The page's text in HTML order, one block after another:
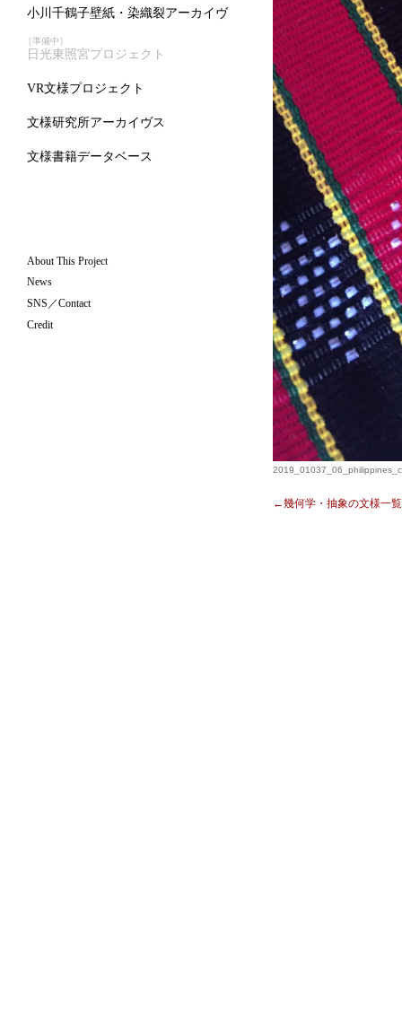
小川千鶴子壁紙・染織裂アーカイヴ
［準備中］
日光東照宮プロジェクト
VR文様プロジェクト
文様研究所アーカイヴス
文様書籍データベース
About This Project
News
SNS／Contact
Credit
←幾何学・抽象の文様一